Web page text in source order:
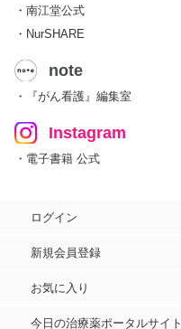
・南江堂公式
・NurSHARE
note
・『がん看護』編集室
Instagram
・電子書籍 公式
ログイン
新規会員登録
お気に入り
今日の治療薬ポータルサイト